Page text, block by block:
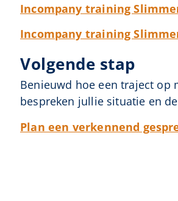
Incompany training
Incompany training
Volgende stap
Benieuwd hoe een traject op
bespreken jullie situatie en
Plan een verkennend